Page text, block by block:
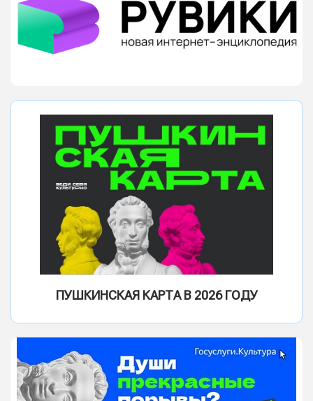
ПУШКИНСКАЯ КАРТА В 2026 ГОДУ